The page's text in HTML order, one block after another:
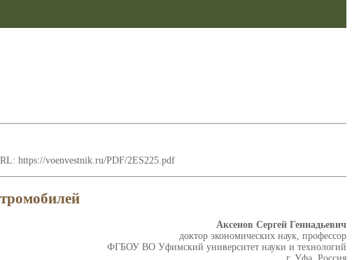
https://voenvestnik.ru/PDF/2ES225.pdf
Аксенов Сергей Геннадьевич
доктор экономических наук, профессор
ФГБОУ ВО Уфимский университет науки и технологий